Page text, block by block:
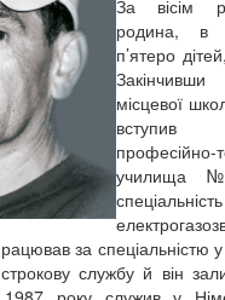
За вісім
родина, в
п’ятеро
місцевої
вступив
професійно-
училища
спеціальність
за спеціальністю у
службу й він